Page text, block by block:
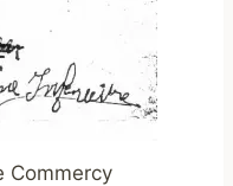
Commercy